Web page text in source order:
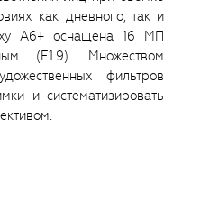
как дневного, так и
A6+ оснащена 16 MП
(F1.9). Множеством
фильтров
и систематизировать